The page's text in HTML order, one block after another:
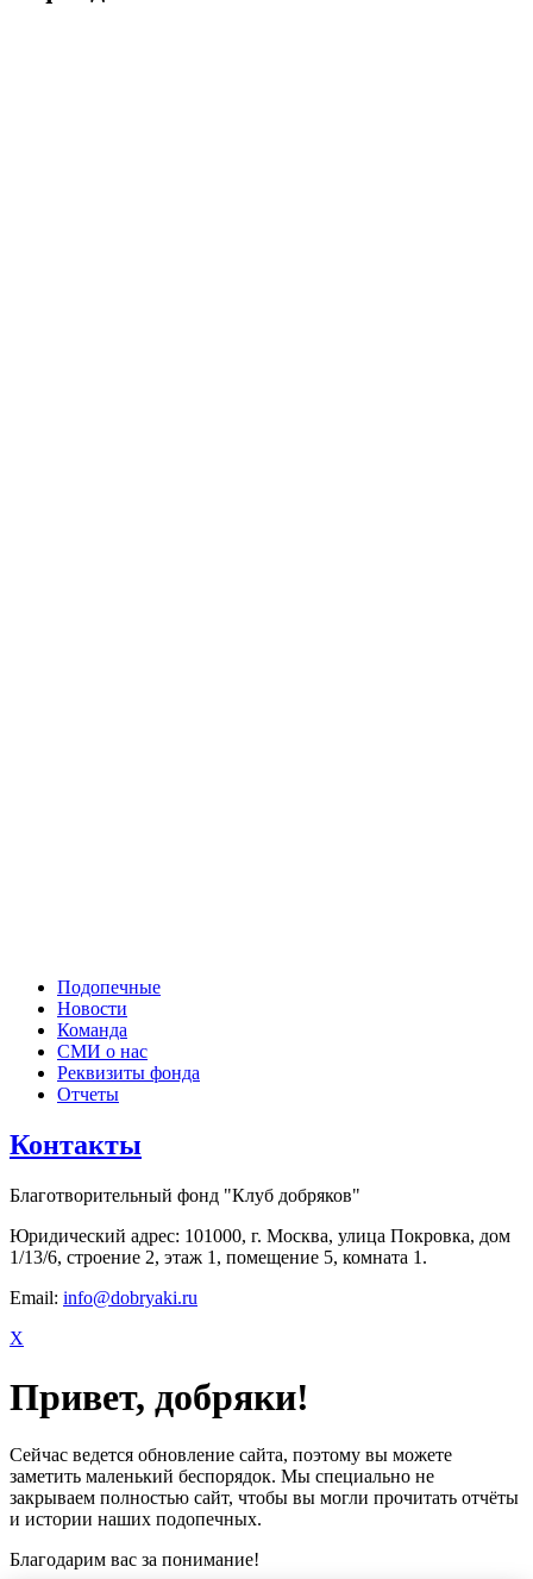
Подопечные
Новости
Команда
СМИ о нас
Реквизиты фонда
Отчеты
Контакты
Благотворительный фонд "Клуб добряков"
Юридический адрес: 101000, г. Москва, улица Покровка, дом
1/13/6, строение 2, этаж 1, помещение 5, комната 1.
Email: info@dobryaki.ru
X
Привет, добряки!
Сейчас ведется обновление сайта, поэтому вы можете
заметить маленький беспорядок. Мы специально не
закрываем полностью сайт, чтобы вы могли прочитать отчёты
и истории наших подопечных.
Благодарим вас за понимание!